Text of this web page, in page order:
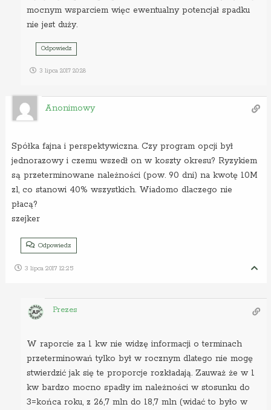
mocnym wsparciem więc ewentualny potencjał spadku
nie jest duży.
Odpowiedz
3 lipca 2017 20:28
Anonimowy
Spółka fajna i perspektywiczna. Czy program opcji był
jednorazowy i czemu wszedł on w koszty okresu? Ryzykiem
są przeterminowane należności (pow. 90 dni) na kwotę 10M
zl, co stanowi 40% wszystkich. Wiadomo dlaczego nie
płacą?
szejker
Odpowiedz
3 lipca 2017 12:25
Prezes
W raporcie za 1 kw nie widzę informacji o terminach
przeterminowań tylko był w rocznym dlatego nie mogę
stwierdzić jak się te proporcje rozkładają. Zauważ że w 1
kw bardzo mocno spadły im należności w stosunku do
3=końca roku, z 26,7 mln do 18,7 mln (widać to było w